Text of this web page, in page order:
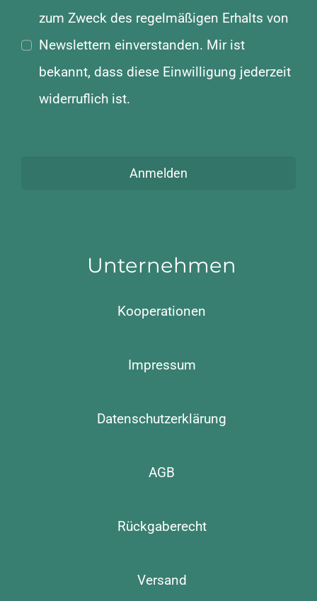
zum Zweck des regelmäßigen Erhalts von
Newslettern einverstanden. Mir ist
bekannt, dass diese Einwilligung jederzeit
widerruflich ist.
Anmelden
Unternehmen
Kooperationen
Impressum
Datenschutzerklärung
AGB
Rückgaberecht
Versand